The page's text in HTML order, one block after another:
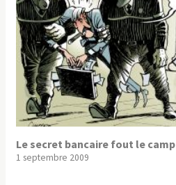
Le secret bancaire fout le camp
1 septembre 2009